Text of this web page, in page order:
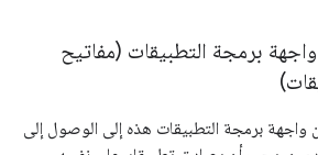
برمجة التطبيقات (مفاتيح
واجهة برمجة التطبيقات هذه إلى الوصول إلى